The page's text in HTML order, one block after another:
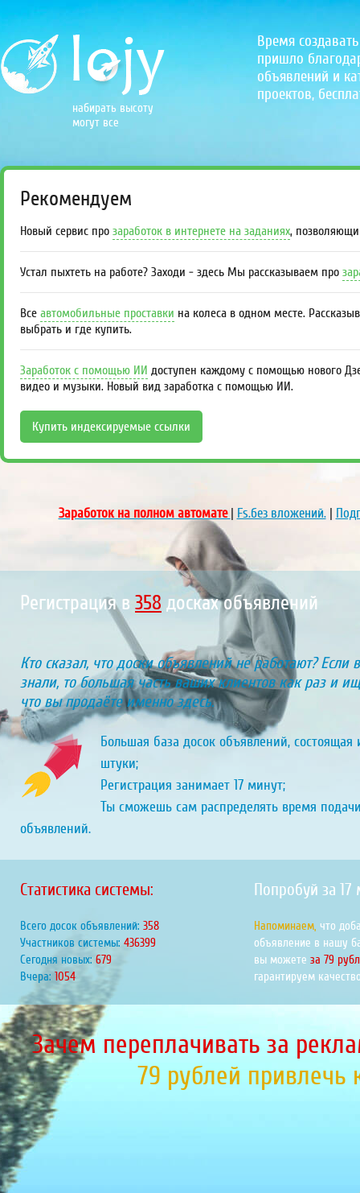
набирать высоту
могут все
Время
пришло
объявлений и
проектов,
Рекомендуем
Новый сервис про заработок в интернете на заданиях,
Устал пыхтеть на работе? Заходи - здесь Мы рассказываем про
Все автомобильные проставки на колеса в одном месте.
выбрать и где купить.
Заработок с помощью ИИ доступен каждому с помощью нового
видео и музыки. Новый вид заработка с помощью ИИ.
Купить индексируемые ссылки
Заработок на полном автомате| Fs.без вложений.|
Регистрация в 417досках объявлений
Кто сказал, что доски объявлений не работают? Если
знали, то большая часть ваших клиентов как раз и
что вы продаёте именно здесь.
Большая база досок объявлений, состоящая
штуки;
Регистрация занимает 17 минут;
Ты сможешь сам распределять время
объявлений.
Статистика системы:
Всего досок объявлений: 417
Участников системы: 508526
Сегодня новых: 791
Вчера: 1229
Попробуй за 17
Напоминаем, что
объявление в нашу
вы можете за 79
гарантируем
Зачем переплачивать за
79 рублей